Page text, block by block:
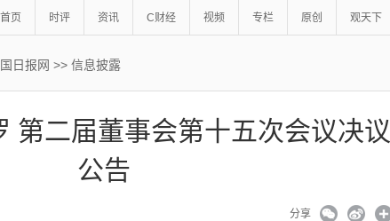
页 时评 资讯 C财经 视频 专栏 原创 观天下
日报网 >> 信息披露
第二届董事会第十五次会议决议
公告
分享